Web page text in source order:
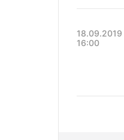
18.09.2019
16:00